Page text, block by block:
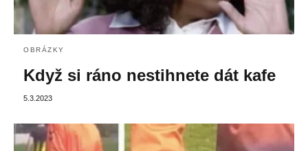
OBRÁZKY
Když si ráno nestihnete dát kafe
5.3.2023